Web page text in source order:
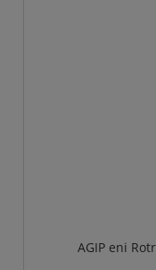
AGIP eni